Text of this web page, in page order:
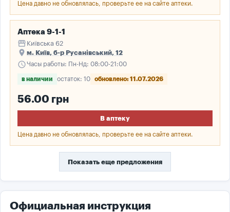
Цена давно не обновлялась, проверьте ее на сайте аптеки.
Аптека 9-1-1
storefront Київська 62
place м. Київ, б-р Русанівський, 12
scheduleЧасы работы: Пн-Нд: 08:00-21:00
в наличии остаток: 10 обновлено: 11.07.2026
56.00 грн
В аптеку
Цена давно не обновлялась, проверьте ее на сайте аптеки.
Показать еще предложения
Официальная инструкция